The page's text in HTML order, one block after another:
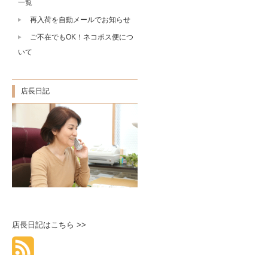
一覧
再入荷を自動メールでお知らせ
ご不在でもOK！ネコポス便につ
いて
店長日記
店長日記はこちら >>